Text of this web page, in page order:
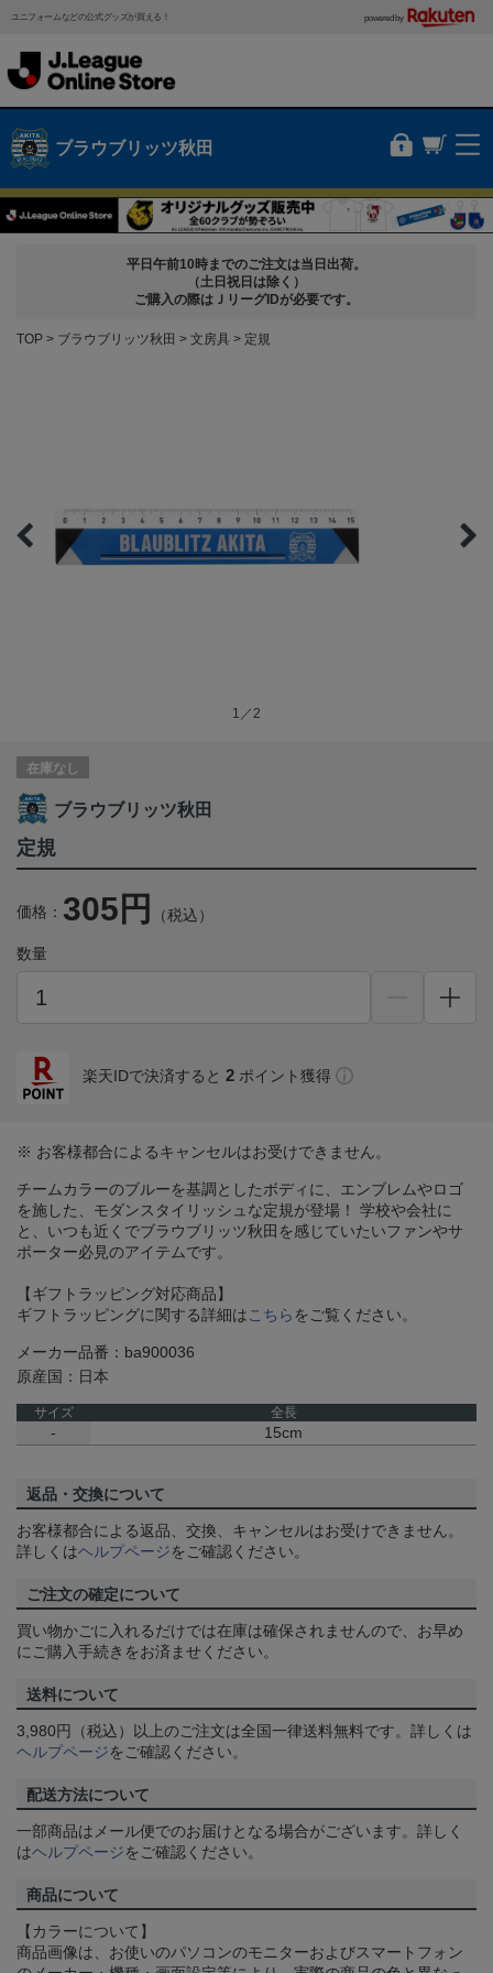
ユニフォームなどの公式グッズが買える！ powered by
ブラウブリッツ秋田
平日午前10時までのご注文は当日出荷。
（土日祝日は除く）
ご購入の際はＪリーグIDが必要です。
TOP ブラウブリッツ秋田 文房具 定規
1／2
在庫なし
ブラウブリッツ秋田
定規
価格： 305円 （税込）
数量
楽天IDで決済すると 2 ポイント獲得
※ お客様都合によるキャンセルはお受けできません。
チームカラーのブルーを基調としたボディに、エンブレムやロゴ
を施した、モダンスタイリッシュな定規が登場！ 学校や会社に
と、いつも近くでブラウブリッツ秋田を感じていたいファンやサ
ポーター必見のアイテムです。
【ギフトラッピング対応商品】
ギフトラッピングに関する詳細は こちら をご覧ください。
メーカー品番：ba900036
原産国：日本
サイズ 全長
- 15cm
返品・交換について
お客様都合による返品、交換、キャンセルはお受けできません。
詳しくはヘルプページをご確認ください。
ご注文の確定について
買い物かごに入れるだけでは在庫は確保されませんので、お早め
にご購入手続きをお済ませください。
送料について
3,980円（税込）以上のご注文は全国一律送料無料です。詳しくは
ヘルプページをご確認ください。
配送方法について
一部商品はメール便でのお届けとなる場合がございます。詳しく
はヘルプページをご確認ください。
商品について
【カラーについて】
商品画像は、お使いのパソコンのモニターおよびスマートフォン